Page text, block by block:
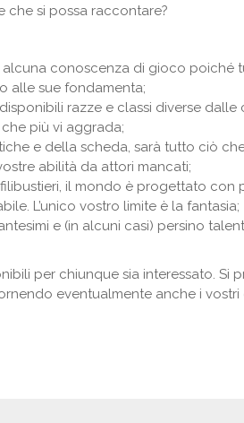
che si possa raccontare?
alcuna conoscenza di gioco poiché
alle sue fondamenta;
razze e classi diverse dalle
più vi aggrada;
e della scheda, sarà tutto ciò
abilità da attori mancati;
il mondo è progettato con
L’unico vostro limite è la fantasia;
e (in alcuni casi) persino
per chiunque sia interessato. Si
eventualmente anche i vostri